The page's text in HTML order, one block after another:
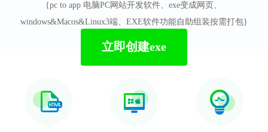
{pc to app 电脑PC网站开发软件、exe变成网页、
windows&Macos&Linux3端、EXE软件功能自助组装按需打包}
立即创建exe